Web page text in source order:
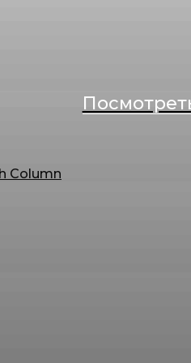
Column